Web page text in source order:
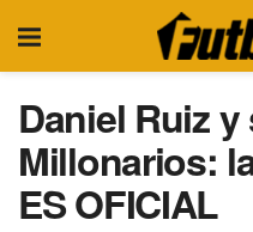
Daniel Ruiz
Millonarios:
ES OFICIAL